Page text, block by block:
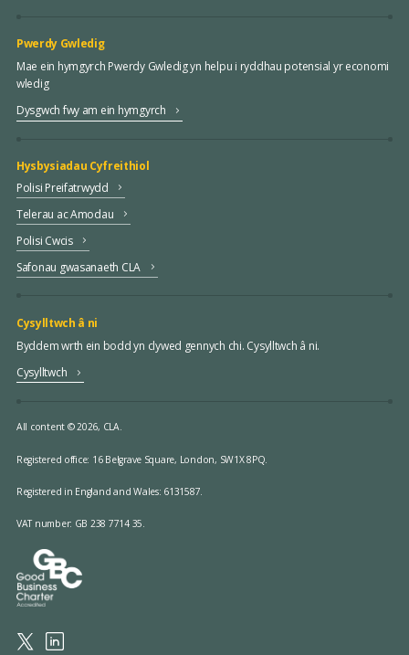
Pwerdy Gwledig
Mae ein hymgyrch Pwerdy Gwledig yn helpu i ryddhau potensial yr economi
wledig
Dysgwch fwy am ein hymgyrch
Hysbysiadau Cyfreithiol
Polisi Preifatrwydd
Telerau ac Amodau
Polisi Cwcis
Safonau gwasanaeth CLA
Cysylltwch â ni
Byddem wrth ein bodd yn clywed gennych chi. Cysylltwch â ni.
Cysylltwch
All content © 2026, CLA.
Registered office: 16 Belgrave Square, London, SW1X 8PQ.
Registered in England and Wales: 6131587.
VAT number: GB 238 7714 35.